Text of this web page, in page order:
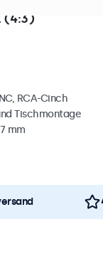
(4:3)
RCA-Cinch
Tischmontage
mm